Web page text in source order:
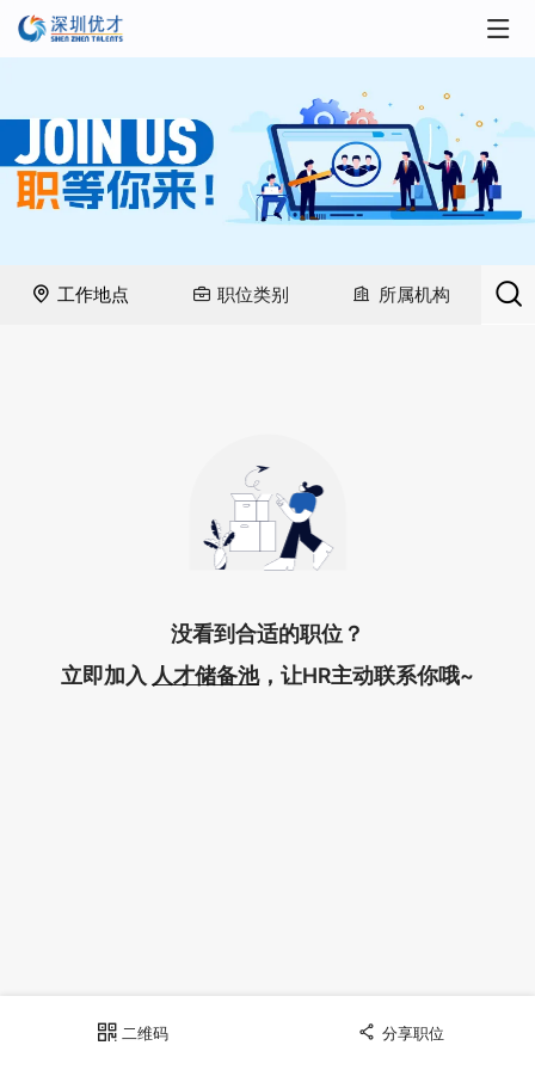
工作地点 职位类别 所属机构
请搜索职位名称或职位描述
二维码 分享职位
没看到合适的职位？
立即加入 人才储备池， 让HR主动联系你哦~